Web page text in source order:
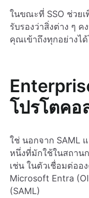
ในขณะที่ SSO ช่วย
รับรองว่าสิ่งต่าง ๆ
คุณเข้าถึงทุกอย่างไ
โปรโตคอ
ใช่ นอกจาก SAML
หนึ่งที่มักใช้ในสถาน
เช่น ในตัวเชื่อมต่ออ
Microsoft Entra
(SAML)